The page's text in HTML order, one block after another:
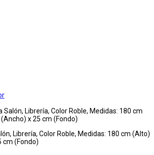
Salón, Librería, Color Roble, Medidas: 180 cm
x 25 cm (Fondo)